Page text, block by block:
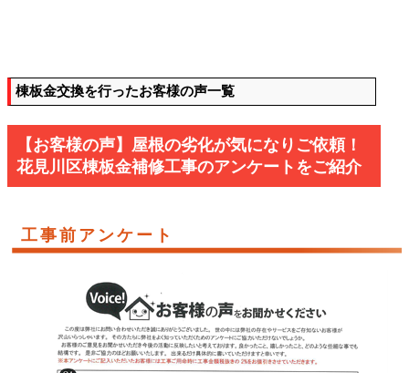
棟板金交換を行ったお客様の声一覧
【お客様の声】屋根の劣化が気になりご依頼！
花見川区棟板金補修工事のアンケートをご紹介
工事前アンケート